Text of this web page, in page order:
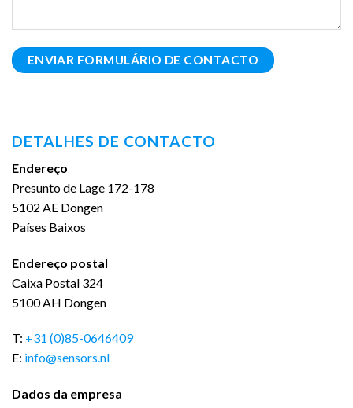
DETALHES DE CONTACTO
Endereço
Presunto de Lage 172-178
5102 AE Dongen
Países Baixos
Endereço postal
Caixa Postal 324
5100 AH Dongen
T: +31 (0)85-0646409
E: info@sensors.nl
Dados da empresa